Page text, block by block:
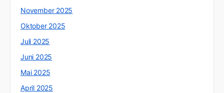
November 2025
Oktober 2025
Juli 2025
Juni 2025
Mai 2025
April 2025